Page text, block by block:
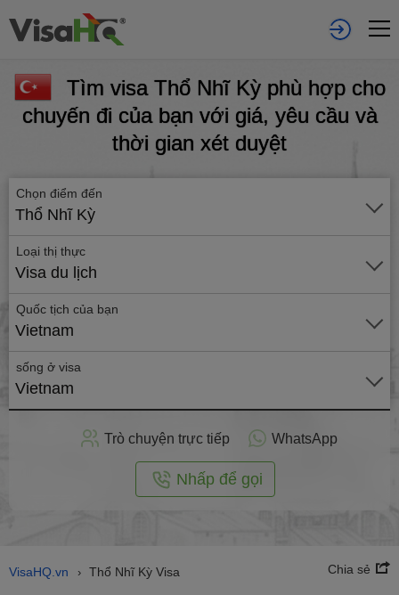
Tìm visa Thổ Nhĩ Kỳ phù hợp cho
chuyến đi của bạn với giá, yêu cầu và
thời gian xét duyệt
Chọn điểm đến
Thổ Nhĩ Kỳ
Loại thị thực
Visa du lịch
Quốc tịch của bạn
Vietnam
sống ở visa
Vietnam
Gửi
hồ
Trò chuyện trực tiếp WhatsApp
Nhấp để gọi
VisaHQ.vn › Thổ Nhĩ Kỳ Visa Chia sẻ